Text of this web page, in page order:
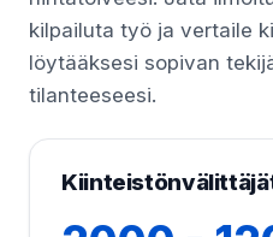
kilpailuta työ ja vertaile
löytääksesi sopivan
tilanteeseesi.